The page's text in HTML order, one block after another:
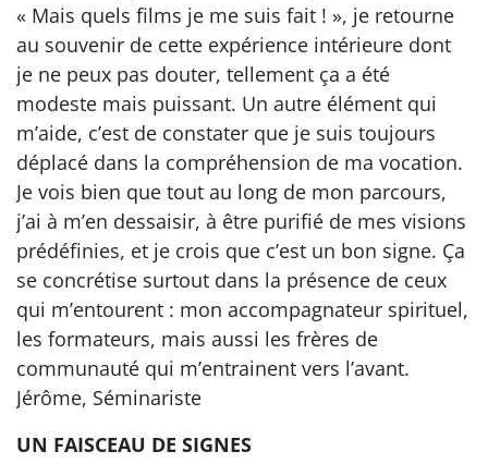
« Mais quels films je me suis fait ! », je retourne
au souvenir de cette expérience intérieure dont
je ne peux pas douter, tellement ça a été
modeste mais puissant. Un autre élément qui
m’aide, c’est de constater que je suis toujours
déplacé dans la compréhension de ma vocation.
Je vois bien que tout au long de mon parcours,
j’ai à m’en dessaisir, à être purifié de mes visions
prédéfinies, et je crois que c’est un bon signe. Ça
se concrétise surtout dans la présence de ceux
qui m’entourent : mon accompagnateur spirituel,
les formateurs, mais aussi les frères de
communauté qui m’entrainent vers l’avant.
Jérôme, Séminariste
UN FAISCEAU DE SIGNES